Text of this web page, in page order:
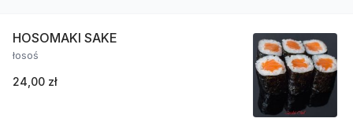
HOSOMAKI SAKE
łosoś
24,00 zł